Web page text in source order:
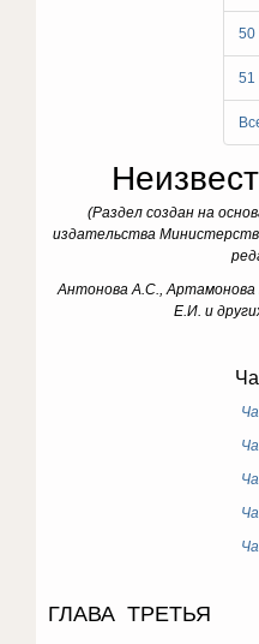
50
51
(Раздел создан на
издательства
Антонова А.С., Артамонова
Е.И. и
ГЛАВА ТРЕТЬЯ